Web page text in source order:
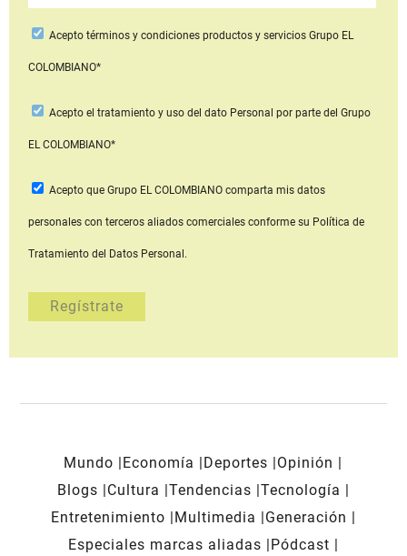
Aceptotérminos y condiciones productos y serviciosGrupo EL
COLOMBIANO*
Acepto el tratamiento y uso del dato Personal por parte del Grupo
EL COLOMBIANO*
Acepto que Grupo EL COLOMBIANOcomparta mis datos
personales con terceros aliados comerciales conforme su Política de
Tratamiento del Datos Personal.
Mundo Economía Deportes
Opinión
Blogs
Cultura Tendencias Tecnología
Entretenimiento
Multimedia
Generación
Especiales marcas aliadas
Pódcast